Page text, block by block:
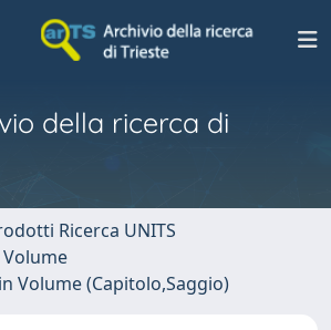
della ricerca di
Ricerca UNITS
Volume (Capitolo,Saggio)